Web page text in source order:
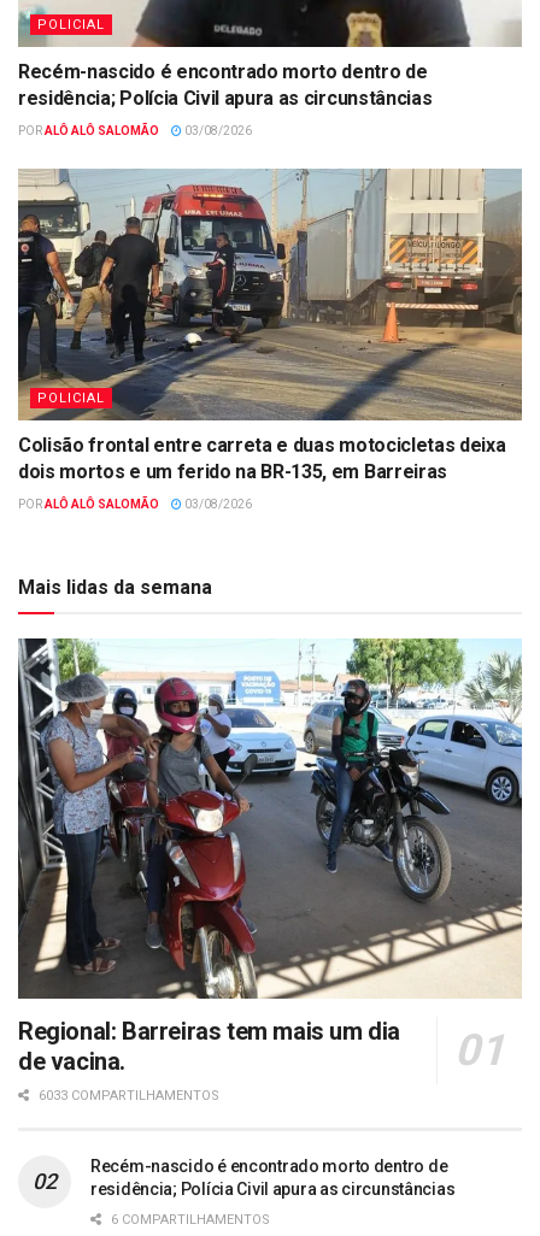
POLICIAL
Recém-nascido é encontrado morto dentro de
residência; Polícia Civil apura as circunstâncias
PORALÔ ALÔ SALOMÃO 03/08/2026
POLICIAL
Colisão frontal entre carreta e duas motocicletas deixa
dois mortos e um ferido na BR-135, em Barreiras
PORALÔ ALÔ SALOMÃO 03/08/2026
Mais lidas da semana
Regional: Barreiras tem mais um dia
de vacina.
6033 COMPARTILHAMENTOS
Recém-nascido é encontrado morto dentro de
residência; Polícia Civil apura as circunstâncias
6 COMPARTILHAMENTOS